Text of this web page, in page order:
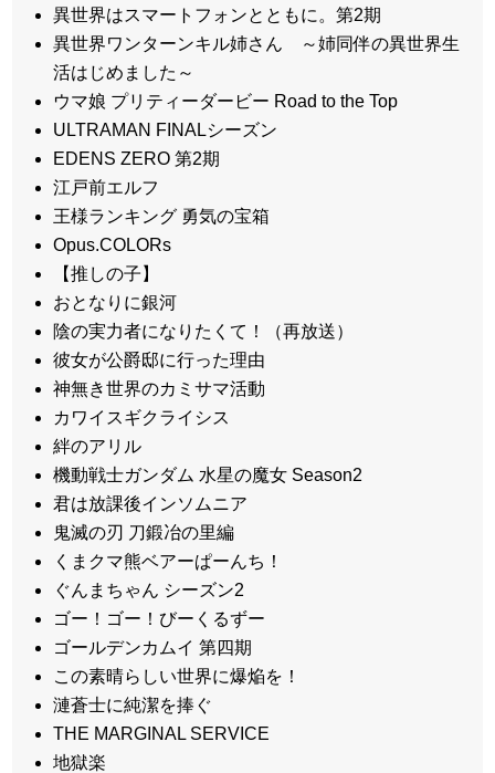
異世界はスマートフォンとともに。第2期
異世界ワンターンキル姉さん ～姉同伴の異世界生
活はじめました～
ウマ娘 プリティーダービー Road to the Top
ULTRAMAN FINALシーズン
EDENS ZERO 第2期
江戸前エルフ
王様ランキング 勇気の宝箱
Opus.COLORs
【推しの子】
おとなりに銀河
陰の実力者になりたくて！（再放送）
彼女が公爵邸に行った理由
神無き世界のカミサマ活動
カワイスギクライシス
絆のアリル
機動戦士ガンダム 水星の魔女 Season2
君は放課後インソムニア
鬼滅の刃 刀鍛冶の里編
くまクマ熊ベアーぱーんち！
ぐんまちゃん シーズン2
ゴー！ゴー！びーくるずー
ゴールデンカムイ 第四期
この素晴らしい世界に爆焔を！
漣蒼士に純潔を捧ぐ
THE MARGINAL SERVICE
地獄楽